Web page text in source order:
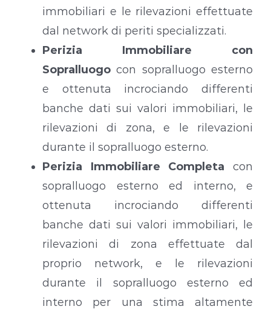
immobiliari e le rilevazioni effettuate
dal network di periti specializzati.
Perizia Immobiliare con
Sopralluogocon sopralluogo esterno
e ottenuta incrociando differenti
banche dati sui valori immobiliari, le
rilevazioni di zona, e le rilevazioni
durante il sopralluogo esterno.
Perizia Immobiliare Completa con
sopralluogo esterno ed interno, e
ottenuta incrociando differenti
banche dati sui valori immobiliari, le
rilevazioni di zona effettuate dal
proprio network, e le rilevazioni
durante il sopralluogo esterno ed
interno per una stima altamente